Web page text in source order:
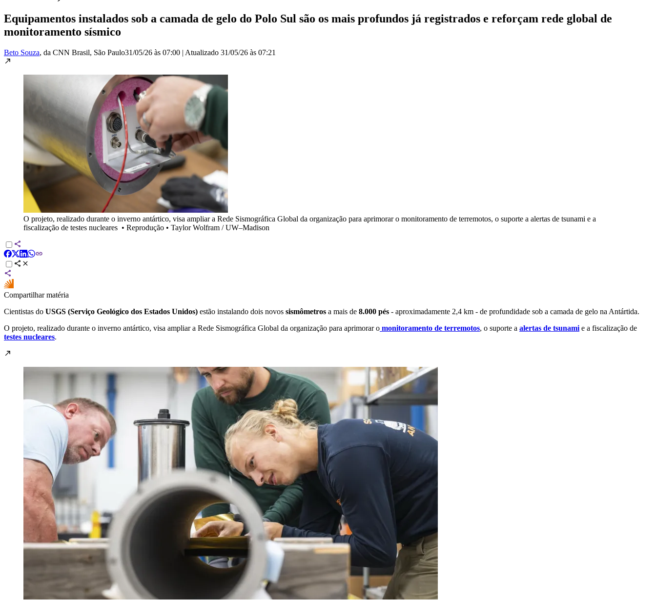
Equipamentos instalados sob a camada de gelo do Polo Sul são os mais profundos já registrados e reforçam rede global de
monitoramento sísmico
Beto Souza, da CNN Brasil, São Paulo31/05/26 às 07:00 | Atualizado 31/05/26 às 07:21
O projeto, realizado durante o inverno antártico, visa ampliar a Rede Sismográfica Global da organização para aprimorar o monitoramento de terremotos, o suporte a alertas de tsunami e a
fiscalização de testes nucleares • Reprodução • Taylor Wolfram / UW–Madison
Compartilhar matéria
Cientistas do USGS (Serviço Geológico dos Estados Unidos) estão instalando dois novos sismômetros a mais de 8.000 pés - aproximadamente 2,4 km - de profundidade sob a camada de gelo na Antártida.
O projeto, realizado durante o inverno antártico, visa ampliar a Rede Sismográfica Global da organização para aprimorar o monitoramento de terremotos, o suporte a alertas de tsunami e a fiscalização de
testes nucleares.